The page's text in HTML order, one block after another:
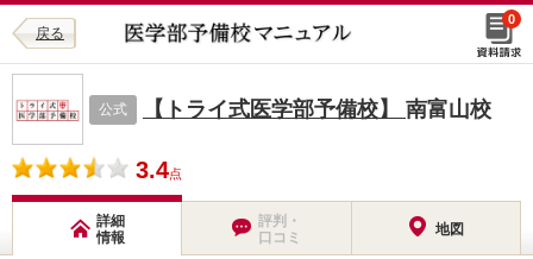
戻る
0
公式 【トライ式医学部予備校】 南富山校
3.4点
詳細
情報
評判・
口コミ
地図